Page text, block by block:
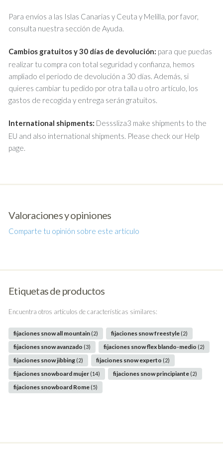
Para envíos a las Islas Canarias y Ceuta y Melilla, por favor,
consulta nuestra sección de Ayuda.
Cambios gratuitos y 30 días de devolución: para que puedas
realizar tu compra con total seguridad y confianza, hemos
ampliado el periodo de devolución a 30 días. Además, si
quieres cambiar tu pedido por otra talla u otro artículo, los
gastos de recogida y entrega serán gratuitos.
International shipments: Desssliza3 make shipments to the
EU and also international shipments. Please check our Help
page.
Valoraciones y opiniones
Comparte tu opinión sobre este artículo
Etiquetas de productos
Encuentra otros artículos de características similares:
fijaciones snow all mountain (2) fijaciones snow freestyle (2)
fijaciones snow avanzado (3) fijaciones snow flex blando-medio (2)
fijaciones snow jibbing (2) fijaciones snow experto (2)
fijaciones snowboard mujer (14) fijaciones snow principiante (2)
fijaciones snowboard Rome (5)